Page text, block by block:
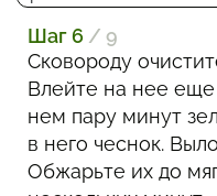
Шаг 6 / 9
Сковороду
Влейте на нее
нем пару минут
в него чеснок.
Обжарьте их до